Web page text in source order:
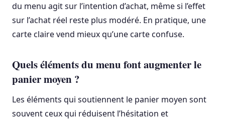
du menu agit sur l’intention d’achat, même si l’effet
sur l’achat réel reste plus modéré. En pratique, une
carte claire vend mieux qu’une carte confuse.
Quels éléments du menu font augmenter le
panier moyen ?
Les éléments qui soutiennent le panier moyen sont
souvent ceux qui réduisent l’hésitation et